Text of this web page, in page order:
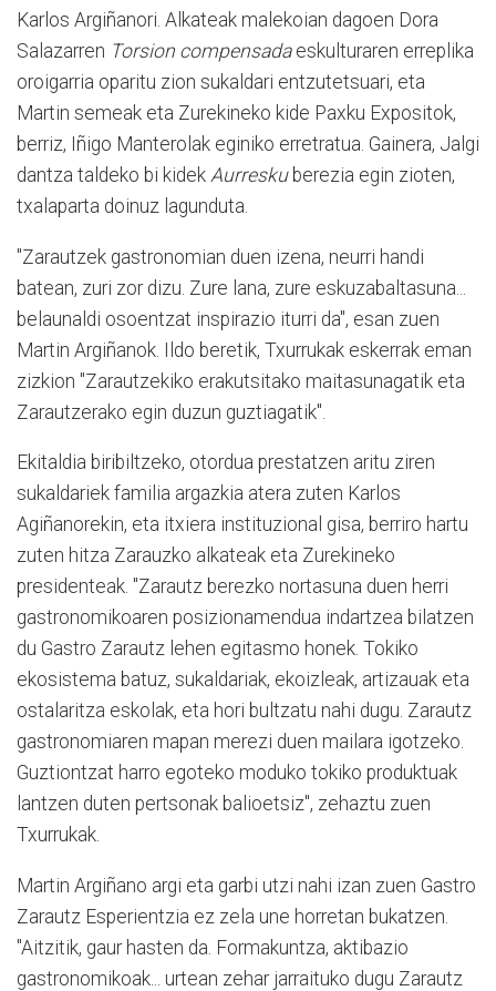
Karlos Argiñanori. Alkateak malekoian dagoen Dora
Salazarren Torsion compensadaeskulturaren erreplika
oroigarria oparitu zion sukaldari entzutetsuari, eta
Martin semeak eta Zurekineko kide Paxku Expositok,
berriz, Iñigo Manterolak eginiko erretratua. Gainera, Jalgi
dantza taldeko bi kidek Aurreskuberezia egin zioten,
txalaparta doinuz lagunduta.
"Zarautzek gastronomian duen izena, neurri handi
batean, zuri zor dizu. Zure lana, zure eskuzabaltasuna...
belaunaldi osoentzat inspirazio iturri da", esan zuen
Martin Argiñanok. Ildo beretik, Txurrukak eskerrak eman
zizkion "Zarautzekiko erakutsitako maitasunagatik eta
Zarautzerako egin duzun guztiagatik".
Ekitaldia biribiltzeko, otordua prestatzen aritu ziren
sukaldariek familia argazkia atera zuten Karlos
Agiñanorekin, eta itxiera instituzional gisa, berriro hartu
zuten hitza Zarauzko alkateak eta Zurekineko
presidenteak. "Zarautz berezko nortasuna duen herri
gastronomikoaren posizionamendua indartzea bilatzen
du Gastro Zarautz lehen egitasmo honek. Tokiko
ekosistema batuz, sukaldariak, ekoizleak, artizauak eta
ostalaritza eskolak, eta hori bultzatu nahi dugu. Zarautz
gastronomiaren mapan merezi duen mailara igotzeko.
Guztiontzat harro egoteko moduko tokiko produktuak
lantzen duten pertsonak balioetsiz", zehaztu zuen
Txurrukak.
Martin Argiñano argi eta garbi utzi nahi izan zuen Gastro
Zarautz Esperientzia ez zela une horretan bukatzen.
"Aitzitik, gaur hasten da. Formakuntza, aktibazio
gastronomikoak... urtean zehar jarraituko dugu Zarautz